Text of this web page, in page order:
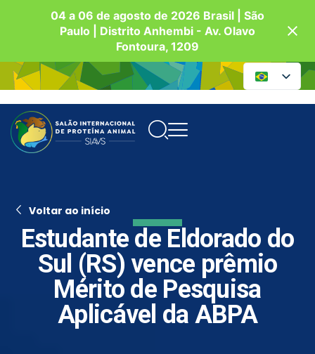
04 a 06 de agosto de 2026 Brasil | São
Paulo | Distrito Anhembi - Av. Olavo
Fontoura, 1209
Voltar ao início
Estudante de Eldorado do
Sul (RS) vence prêmio
Mérito de Pesquisa
Aplicável da ABPA